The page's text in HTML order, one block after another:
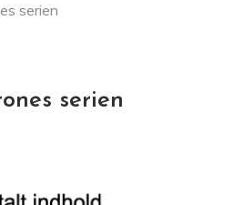
serien
serien